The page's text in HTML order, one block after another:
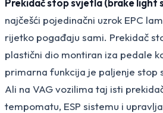
najčešći pojedinačni uzrok EPC
rijetko pogađaju sami. Prekidač
plastični dio montiran iza pedale
primarna funkcija je paljenje stop
Ali na VAG vozilima taj isti
tempomatu, ESP sistemu i